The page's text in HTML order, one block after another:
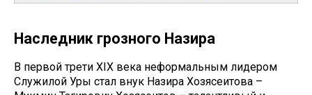
Наследник грозного Назира
В первой трети XIX века неформальным лидером
Служилой Уры стал внук Назира Хозясеитова –